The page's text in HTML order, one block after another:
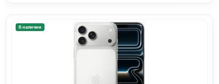
В наличии